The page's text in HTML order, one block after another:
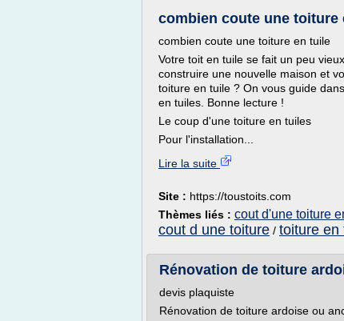
combien coute une toiture
combien coute une toiture en tuile
Votre toit en tuile se fait un peu
construire une nouvelle maison et
toiture en tuile ? On vous guide
en tuiles. Bonne lecture !
Le coup d'une toiture en tuiles
Pour l'installation...
Lire la suite
Site : https://toustoits.com
Thèmes liés : cout d'une toiture
cout d une toiture / toiture en
Rénovation de toiture
devis plaquiste
Rénovation de toiture ardoise ou